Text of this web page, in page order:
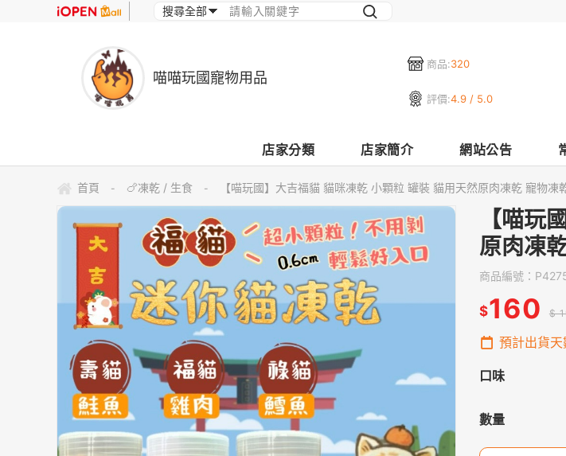
商品:320
評價:4.9 / 5.0
喵喵玩國寵物用品
店家分類 店家簡介 網站公告
首頁 - 🍗凍乾 / 生食 - 【喵玩國】大吉福貓 貓咪凍乾 小顆粒 罐裝 貓用天然原肉凍乾 寵物
【喵玩
原肉凍
商品編號：
$160 $
預計出貨天
口味
數量